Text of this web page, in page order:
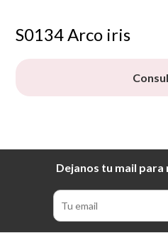
S0134 Arco iris
Dejanos tu mail